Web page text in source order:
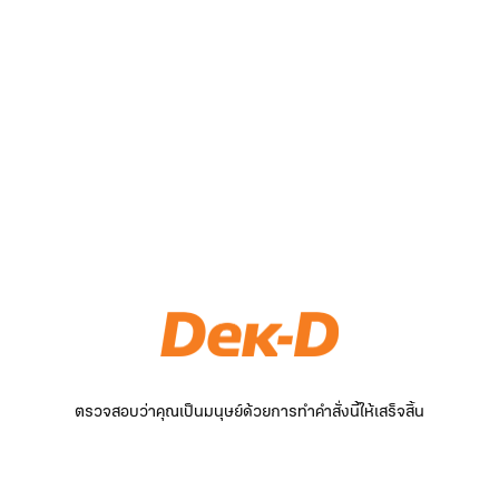
ตรวจสอบว่าคุณเป็นมนุษย์ด้วยการทำคำสั่งนี้ให้เสร็จสิ้น